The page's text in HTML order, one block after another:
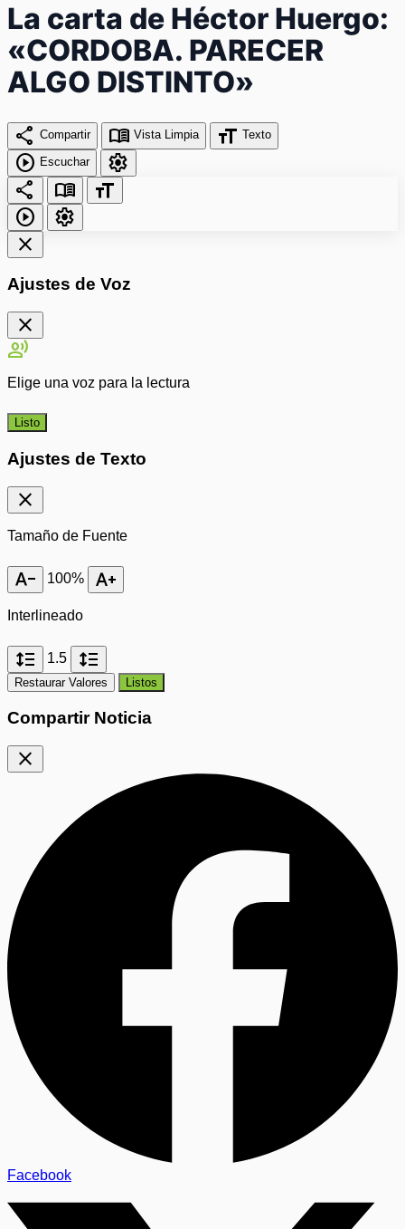
La carta de Héctor Huergo:
«CORDOBA. PARECER
ALGO DISTINTO»
share Compartir menu_book Vista Limpia format_size Texto
play_circle Escuchar
settings
share
menu_book
format_size
play_circle
settings
close
Ajustes de Voz
close
record_voice_over
Elige una voz para la lectura
Listo
Ajustes de Texto
close
Tamaño de Fuente
text_decrease 100% text_increase
Interlineado
format_line_spacing 1.5 format_line_spacing
Restaurar Valores Listos
Compartir Noticia
close
Facebook